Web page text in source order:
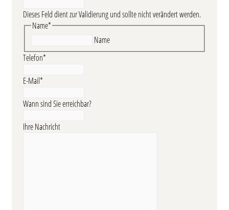
Dieses Feld dient zur Validierung und sollte nicht verändert werden.
Name*
Name
Telefon*
E-Mail*
Wann sind Sie erreichbar?
Ihre Nachricht